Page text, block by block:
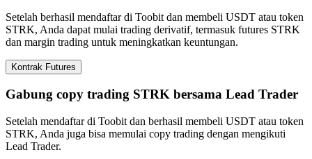
Setelah berhasil mendaftar di Toobit dan membeli USDT atau token
STRK, Anda dapat mulai trading derivatif, termasuk futures STRK
dan margin trading untuk meningkatkan keuntungan.
Kontrak Futures
Gabung copy trading STRK bersama Lead Trader
Setelah mendaftar di Toobit dan berhasil membeli USDT atau token
STRK, Anda juga bisa memulai copy trading dengan mengikuti
Lead Trader.